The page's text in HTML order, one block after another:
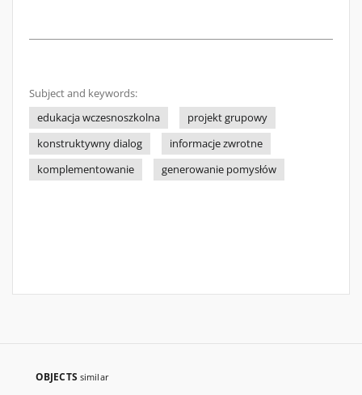
Subject and keywords:
edukacja wczesnoszkolna
projekt grupowy
konstruktywny dialog
informacje zwrotne
komplementowanie
generowanie pomysłów
OBJECTS similar